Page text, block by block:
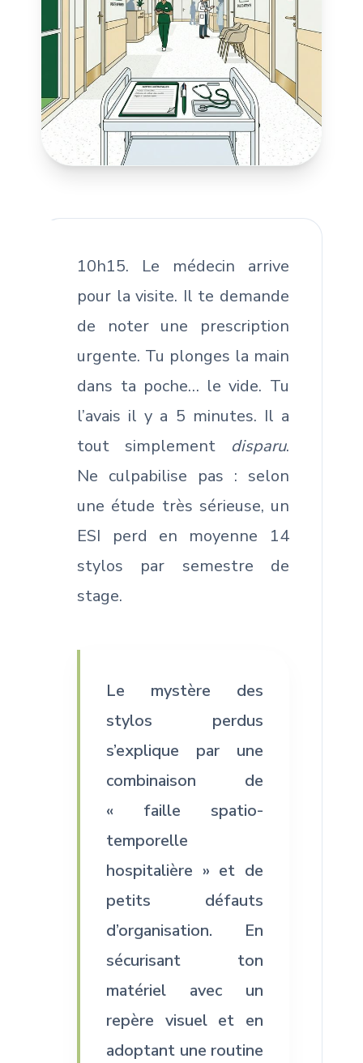
10h15. Le médecin arrive
pour la visite. Il te demande
de noter une prescription
urgente. Tu plonges la main
dans ta poche… le vide. Tu
l’avais il y a 5 minutes. Il a
tout simplement disparu.
Ne culpabilise pas : selon
une étude très sérieuse, un
ESI perd en moyenne 14
stylos par semestre de
stage.
Le mystère des
stylos perdus
s’explique par une
combinaison de
« faille spatio-
temporelle
hospitalière » et de
petits défauts
d’organisation. En
sécurisant ton
matériel avec un
repère visuel et en
adoptant une routine